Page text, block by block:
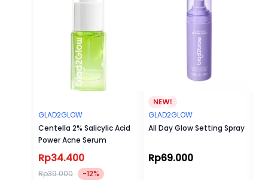
GLAD2GLOW
Centella 2% Salicylic Acid
Power Acne Serum
Rp34.400
Rp39.000 -12%
GLAD2GLOW
All Day Glow Setting Spray
Rp69.000